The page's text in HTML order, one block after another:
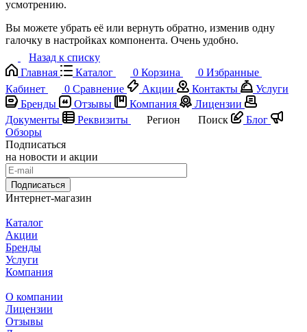
усмотрению.
Вы можете убрать её или вернуть обратно, изменив одну
галочку в настройках компонента. Очень удобно.
Назад к списку
Главная
Каталог 0 Корзина 0 Избранные
Кабинет
0 Сравнение Акции Контакты
Услуги
Бренды
Отзывы Компания
Лицензии
Документы
Реквизиты Регион Поиск
Блог
Обзоры
Подписаться
на новости и акции
Подписаться
Интернет-магазин
Каталог
Акции
Бренды
Услуги
Компания
О компании
Лицензии
Отзывы